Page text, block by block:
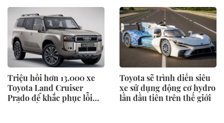
Triệu hồi hơn 13.000 xe
Toyota Land Cruiser
Prado để khắc phục lỗi
Toyota sẽ trình diễn siêu
xe sử dụng động cơ hydro
lần đầu tiên trên thế giới